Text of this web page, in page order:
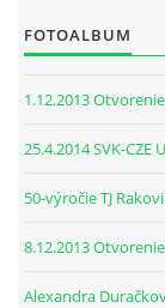
FOTOALBUM
1.12.2013
25.4.2014 SVK-CZE
50-výročie TJ
8.12.2013
Alexandra